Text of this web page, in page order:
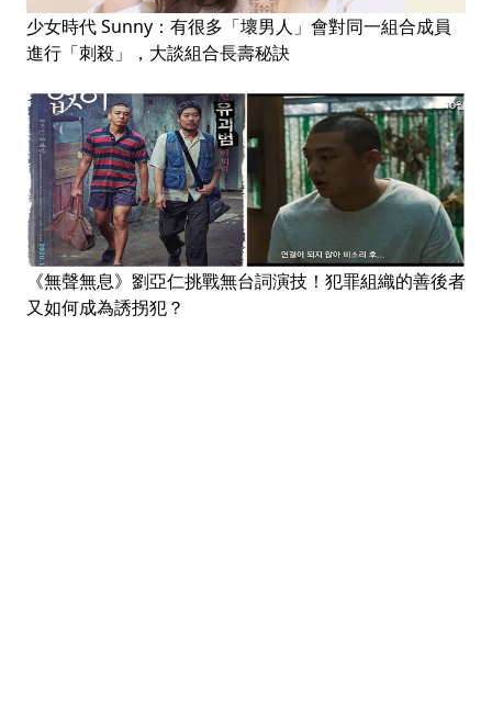
少女時代 Sunny：有很多「壞男人」會對同一組合成員
進行「刺殺」，大談組合長壽秘訣
《無聲無息》劉亞仁挑戰無台詞演技！犯罪組織的善後者
又如何成為誘拐犯？